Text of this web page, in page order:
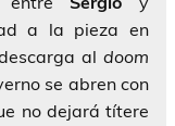
a la pieza en
al doom
se abren con
no dejará títere